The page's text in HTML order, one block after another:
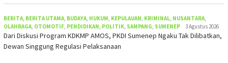
BERITA, BERITA UTAMA, BUDAYA, HUKUM, KEPULAUAN, KRIMINAL, NUSANTARA,
OLAHRAGA, OTOMOTIF, PENDIDIKAN, POLITIK, SAMPANG, SUMENEP 3 Agustus 2026
Dari Diskusi Program KDKMP AMOS, PKDI Sumenep Ngaku Tak Dilibatkan,
Dewan Singgung Regulasi Pelaksanaan